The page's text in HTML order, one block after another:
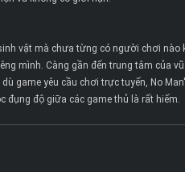
vật mà chưa từng có người chơi nào
mình. Càng gần đến trung tâm của
game yêu cầu chơi trực tuyến, No
đụng độ giữa các game thủ là rất hiếm.